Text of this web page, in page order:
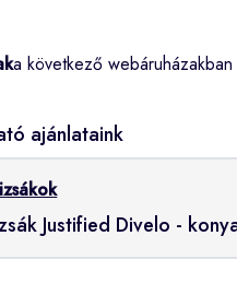
a következő
ajánlataink
Justified Divelo -